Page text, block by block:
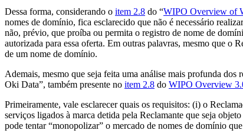
Dessa forma, considerando o item 2.8 do “WIPO Overview of
nomes de domínio, fica esclarecido que não é necessário
não, prévio, que proíba ou permita o registro de nome de
autorizada para essa oferta. Em outras palavras, mesmo que o
de um nome de domínio.
Ademais, mesmo que seja feita uma análise mais profunda
Oki Data”, também presente no item 2.8 do WIPO Overview
Primeiramente, vale esclarecer quais os requisitos: (i) o
serviços ligados à marca detida pela Reclamante que seja
pode tentar “monopolizar” o mercado de nomes de domínio